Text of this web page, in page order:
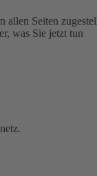
allen Seiten
was Sie jetzt tun